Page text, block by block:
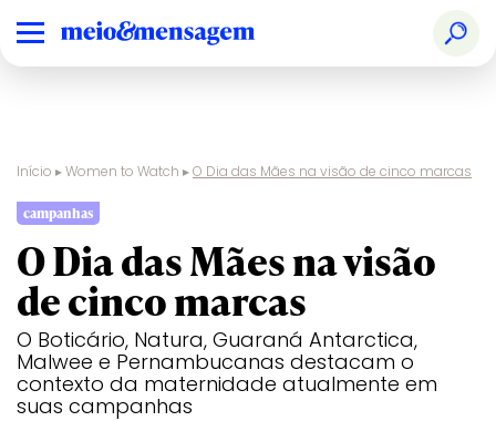
Início ▸Women to Watch ▸O Dia das Mães na visão de cinco marcas
campanhas
O Dia das Mães na visão
de cinco marcas
O Boticário, Natura, Guaraná Antarctica,
Malwee e Pernambucanas destacam o
contexto da maternidade atualmente em
suas campanhas